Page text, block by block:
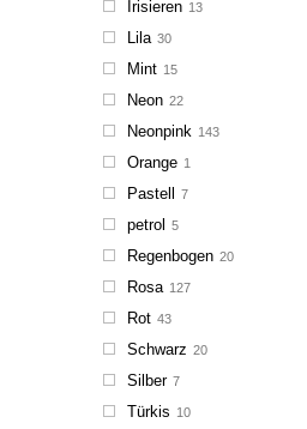
Irisieren 13
Lila 30
Mint 15
Neon 22
Neonpink 143
Orange 1
Pastell 7
petrol 5
Regenbogen 20
Rosa 127
Rot 43
Schwarz 20
Silber 7
Türkis 10